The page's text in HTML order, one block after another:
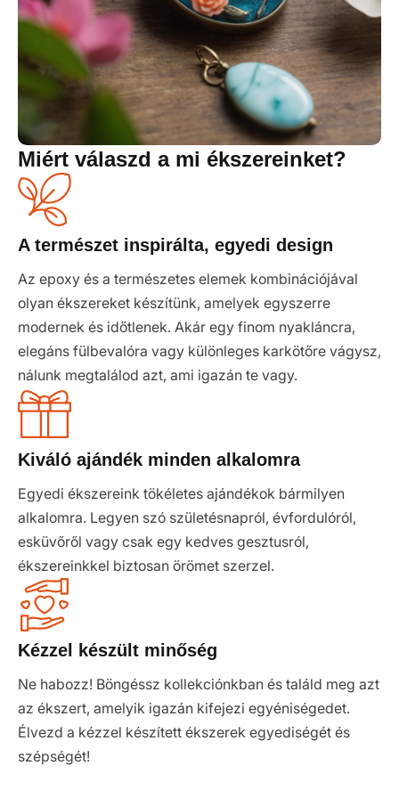
Miért válaszd a mi ékszereinket?
A természet inspirálta, egyedi design
Az epoxy és a természetes elemek kombinációjával
olyan ékszereket készítünk, amelyek egyszerre
modernek és időtlenek. Akár egy finom nyakláncra,
elegáns fülbevalóra vagy különleges karkötőre vágysz,
nálunk megtalálod azt, ami igazán te vagy.
Kiváló ajándék minden alkalomra
Egyedi ékszereink tökéletes ajándékok bármilyen
alkalomra. Legyen szó születésnapról, évfordulóról,
esküvőről vagy csak egy kedves gesztusról,
ékszereinkkel biztosan örömet szerzel.
Kézzel készült minőség
Ne habozz! Böngéssz kollekciónkban és találd meg azt
az ékszert, amelyik igazán kifejezi egyéniségedet.
Élvezd a kézzel készített ékszerek egyediségét és
szépségét!